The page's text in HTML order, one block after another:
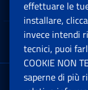
App mobile
Sede
effettuare le
installare,
invece intendi
tecnici, puoi
COOKIE NON
saperne di più